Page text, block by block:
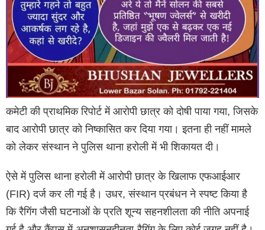
कमेटी की प्राथमिक रिपोर्ट में आरोपी छात्र को दोषी पाया गया, जिसके
बाद आरोपी छात्र को निष्कासित कर दिया गया। इतना ही नहीं मामले
को लेकर संस्थान ने पुलिस थाना हरोली में भी शिकायत दी।
ऐसे में पुलिस थाना हरोली में आरोपी छात्र के खिलाफ एफआईआर
(FIR) दर्ज कर ली गई है। उधर, संस्थान प्रबंधन ने स्पष्ट किया है
कि रैगिंग जैसी घटनाओं के प्रति शून्य सहनशीलता की नीति अपनाई